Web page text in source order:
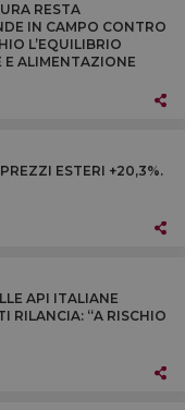
RESTA
IN CAMPO CONTRO
L’EQUILIBRIO
E ALIMENTAZIONE
ESTERI +20,3%.
API ITALIANE
RILANCIA: “A RISCHIO